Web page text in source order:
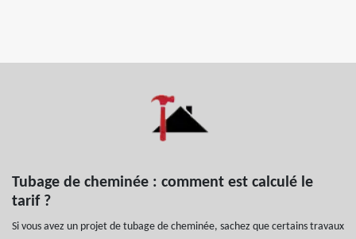
Tubage de cheminée : comment est calculé le
tarif ?
Si vous avez un projet de tubage de cheminée, sachez que certains travaux